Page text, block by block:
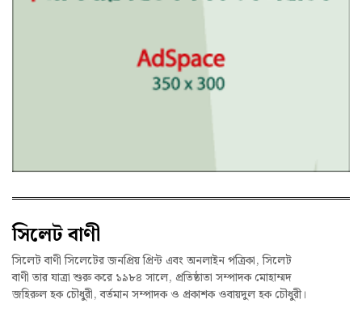
সিলেট বাণী
সিলেট বাণী সিলেটের জনপ্রিয় প্রিন্ট এবং অনলাইন পত্রিকা, সিলেট
বাণী তার যাত্রা শুরু করে ১৯৮৪ সালে, প্রতিষ্ঠাতা সম্পাদক মোহাম্মদ
জহিরুল হক চৌধুরী, বর্তমান সম্পাদক ও প্রকাশক ওবায়দুল হক চৌধুরী।